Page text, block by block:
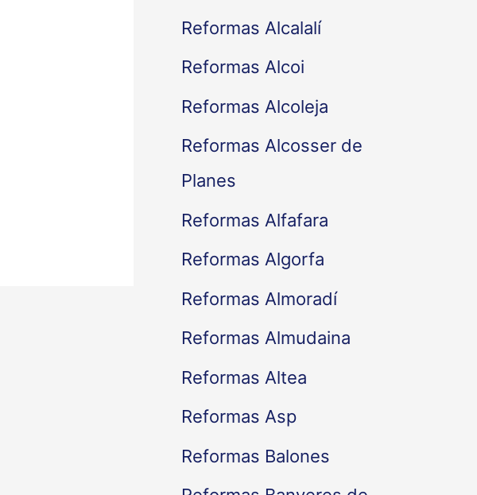
Reformas Alcalalí
Reformas Alcoi
Reformas Alcoleja
Reformas Alcosser de
Planes
Reformas Alfafara
Reformas Algorfa
Reformas Almoradí
Reformas Almudaina
Reformas Altea
Reformas Asp
Reformas Balones